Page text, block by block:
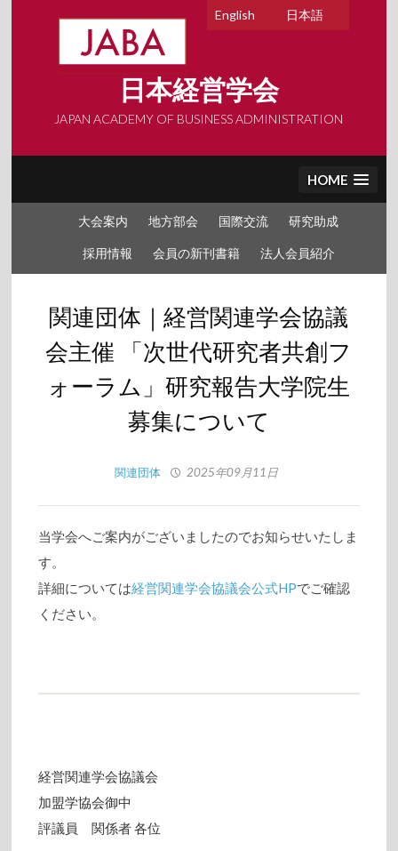
日本語
English
日本経営学会
JAPAN ACADEMY OF BUSINESS ADMINISTRATION
HOME
大会案内 地方部会 国際交流 研究助成
採用情報 会員の新刊書籍 法人会員紹介
関連団体｜経営関連学会協議
会主催 「次世代研究者共創フ
ォーラム」研究報告大学院生
募集について
関連団体 2025年09月11日
当学会へご案内がございましたのでお知らせいたしま
す。
詳細については経営関連学会協議会公式HPでご確認
ください。
経営関連学会協議会
加盟学協会御中
評議員 関係者 各位